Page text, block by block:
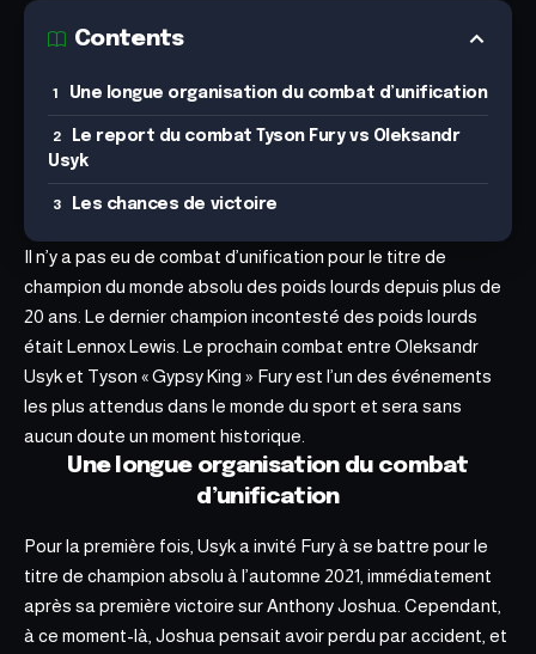
Contents
Une longue organisation du combat d’unification
Le report du combat Tyson Fury vs Oleksandr
Usyk
Les chances de victoire
Il n’y a pas eu de combat d’unification pour le titre de
champion du monde absolu des poids lourds depuis plus de
20 ans. Le dernier champion incontesté des poids lourds
était Lennox Lewis. Le prochain combat entre Oleksandr
Usyk et Tyson « Gypsy King » Fury est l’un des événements
les plus attendus dans le monde du sport et sera sans
aucun doute un moment historique.
Une longue organisation du combat
d’unification
Pour la première fois, Usyk a invité Fury à se battre pour le
titre de champion absolu à l’automne 2021, immédiatement
après sa première victoire sur Anthony Joshua. Cependant,
à ce moment-là, Joshua pensait avoir perdu par accident, et